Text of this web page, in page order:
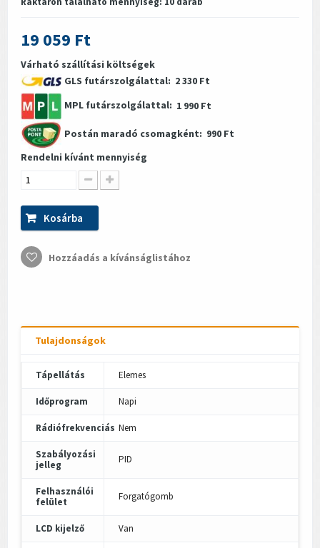
19 059 Ft
Várható szállítási költségek
GLS futárszolgálattal: 2 330 Ft
MPL futárszolgálattal: 1 990 Ft
Postán maradó csomagként: 990 Ft
Rendelni kívánt mennyiség
Kosárba
Hozzáadás a kívánságlistához
Tulajdonságok
Tápellátás Elemes
Időprogram Napi
Rádiófrekvenciás Nem
Szabályozási
jelleg
PID
Felhasználói
felület
Forgatógomb
LCD kijelző Van